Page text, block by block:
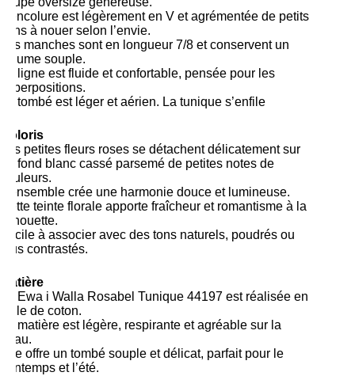
L’encolure est légèrement en V et agrémentée de petits
liens à nouer selon l’envie.
Les manches sont en longueur 7/8 et conservent un
volume souple.
La ligne est fluide et confortable, pensée pour les
superpositions.
Le tombé est léger et aérien. La tunique s’enfile
Coloris
Les petites fleurs roses se détachent délicatement sur
un fond blanc cassé parsemé de petites notes de
couleurs.
L’ensemble crée une harmonie douce et lumineuse.
Cette teinte florale apporte fraîcheur et romantisme à la
silhouette.
Facile à associer avec des tons naturels, poudrés ou
plus contrastés.
Matière
La Ewa i Walla Rosabel Tunique 44197 est réalisée en
voile de coton.
La matière est légère, respirante et agréable sur la
peau.
Elle offre un tombé souple et délicat, parfait pour le
printemps et l’été.